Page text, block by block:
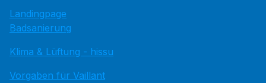
Landingpage
Badsanierung
Klima & Lüftung - hissu
Vorgaben für Vaillant